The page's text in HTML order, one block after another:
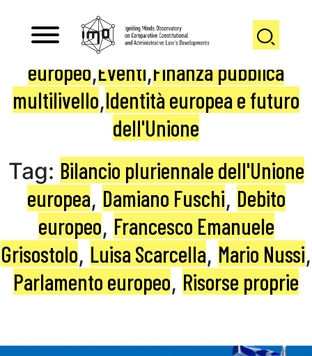
Diritto costituzionale comparato ed
europeo,Eventi,Finanza pubblica
multilivello,Identità europea e futuro
dell'Unione
Tag: Bilancio pluriennale dell'Unione
europea, Damiano Fuschi, Debito
europeo, Francesco Emanuele
Grisostolo, Luisa Scarcella, Mario Nussi,
Parlamento europeo, Risorse proprie